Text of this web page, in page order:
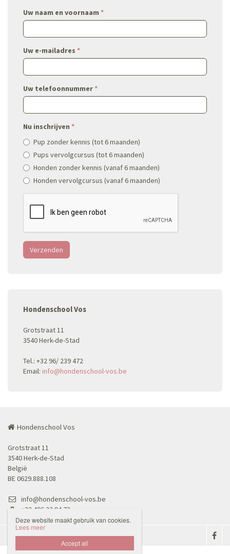
Uw naam en voornaam *
Uw e-mailadres *
Uw telefoonnummer *
Nu inschrijven *
Pup zonder kennis (tot 6 maanden)
Pups vervolgcursus (tot 6 maanden)
Honden zonder kennis (vanaf 6 maanden)
Honden vervolgcursus (vanaf 6 maanden)
Verzenden
Hondenschool Vos
Grotstraat 11
3540 Herk-de-Stad
Tel.: +32 96/ 239 472
Email: info@hondenschool-vos.be
Hondenschool Vos
Grotstraat 11
3540 Herk-de-Stad
België
BE 0629.888.108
info@hondenschool-vos.be
+32 496 23 94 72
Disclaimer Privacybeleid
Deze website maakt gebruik van cookies.
Lees meer
Accept all